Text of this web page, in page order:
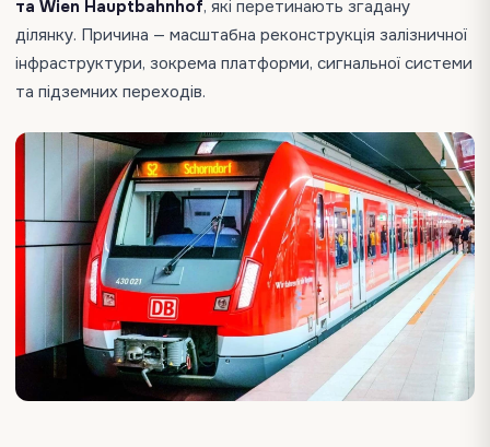
та Wien Hauptbahnhof, які перетинають згадану
ділянку. Причина — масштабна реконструкція залізничної
інфраструктури, зокрема платформи, сигнальної системи
та підземних переходів.